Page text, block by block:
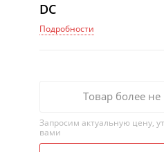
DC
Подробности
Товар более не
Запросим актуальную цену,
вами